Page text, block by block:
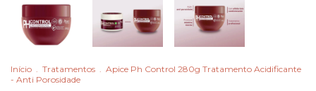
Início . Tratamentos . Apice Ph Control 280g Tratamento Acidificante
- Anti Porosidade